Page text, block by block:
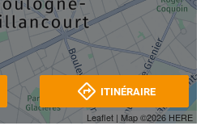
Leaflet | Map ©2026 HERE
ITINÉRAIRE